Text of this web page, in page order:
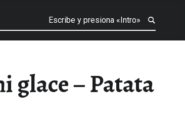
glace – Patata